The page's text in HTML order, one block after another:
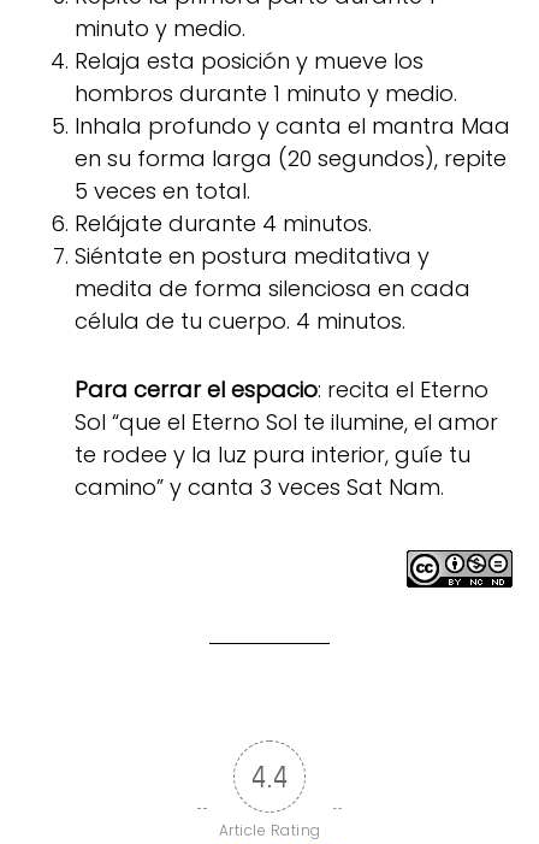
minuto y medio.
Relaja esta posición y mueve los
hombros durante 1 minuto y medio.
Inhala profundo y canta el mantra Maa
en su forma larga (20 segundos), repite
5 veces en total.
Relájate durante 4 minutos.
Siéntate en postura meditativa y
medita de forma silenciosa en cada
célula de tu cuerpo. 4 minutos.
Para cerrar el espacio: recita el Eterno
Sol “que el Eterno Sol te ilumine, el amor
te rodee y la luz pura interior, guíe tu
camino” y canta 3 veces Sat Nam.
4.4
Article Rating